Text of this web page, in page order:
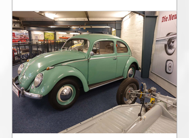
Menschen, die schauen kurz aufs
Motorrad, werfen eine Zahnbürste in die
Tasche und denken: Wird schon. Am
Freitag, 28. August 2026, um 19 Uhr
findet in der PS.Halle im PS.SPEICHER
Einbeck die Veranstaltung „Don’t Panic